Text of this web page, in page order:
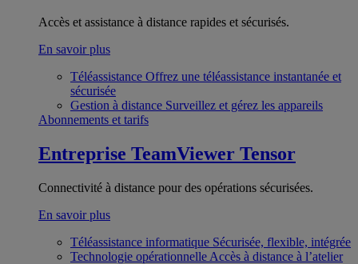
Accès et assistance à distance rapides et sécurisés.
En savoir plus
Téléassistance Offrez une téléassistance instantanée et
sécurisée
Gestion à distance Surveillez et gérez les appareils
Abonnements et tarifs
Entreprise TeamViewer Tensor
Connectivité à distance pour des opérations sécurisées.
En savoir plus
Téléassistance informatique Sécurisée, flexible, intégrée
Technologie opérationnelle Accès à distance à l’atelier